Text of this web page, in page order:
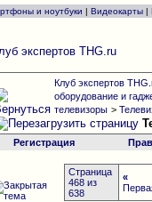
и ноутбуки | Видеокарты |
Клуб экспертов
оборудование и
телевизоры >
Регистрация
Страница
468 из
638
«